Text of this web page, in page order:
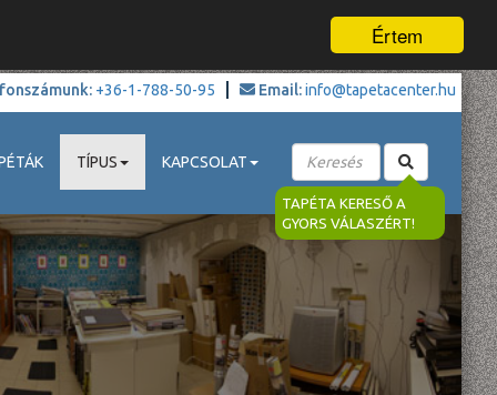
Értem
+36-1-788-50-95 Email:info@tapetacenter.hu
TÍPUS KAPCSOLAT
TAPÉTA KERESŐ A
GYORS VÁLASZÉRT!